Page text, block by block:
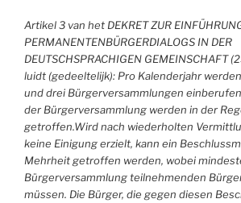
Artikel 3 van het DEKRET ZUR
PERMANENTENBÜRGERDIALOGS IN DER
DEUTSCHSPRACHIGEN GEMEINSCHAFT
luidt (gedeeltelijk): Pro Kalenderjahr
und drei Bürgerversammlungen
der Bürgerversammlung werden in der
getroffen.Wird nach wiederholten
keine Einigung erzielt, kann ein
Mehrheit getroffen werden, wobei
Bürgerversammlung teilnehmenden
müssen. Die Bürger, die gegen diesen